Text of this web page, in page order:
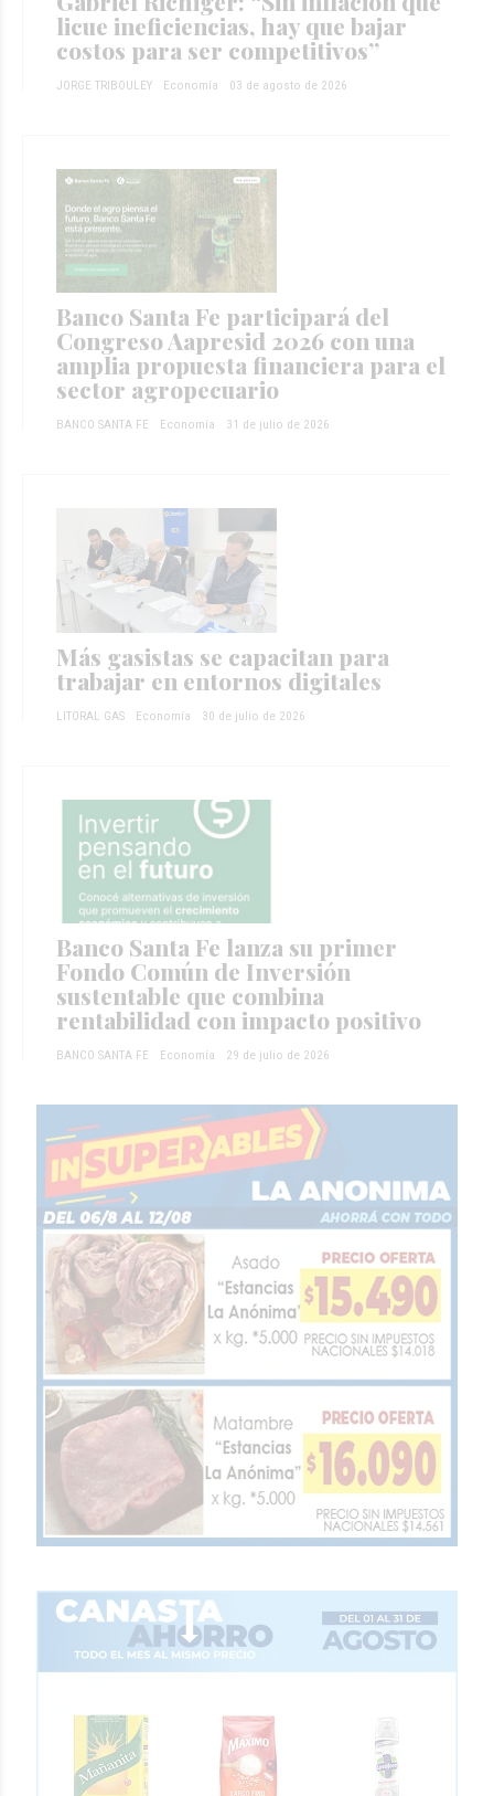
licue ineficiencias, hay que bajar
costos para ser competitivos”
JORGE TRIBOULEY Economía 03 de agosto de 2026
Banco Santa Fe participará del
Congreso Aapresid 2026 con una
amplia propuesta financiera para el
sector agropecuario
BANCO SANTA FE Economía 31 de julio de 2026
Más gasistas se capacitan para
trabajar en entornos digitales
LITORAL GAS Economía 30 de julio de 2026
Banco Santa Fe lanza su primer
Fondo Común de Inversión
sustentable que combina
rentabilidad con impacto positivo
BANCO SANTA FE Economía 29 de julio de 2026